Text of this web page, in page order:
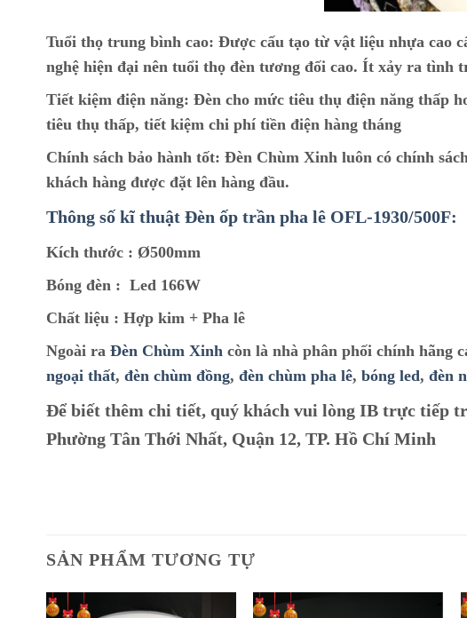
Tuổi thọ trung bình cao: Được cấu tạo từ vật liệu nhựa cao
nghệ hiện đại nên tuổi thọ đèn tương đối cao. Ít xảy ra
Tiết kiệm điện năng: Đèn cho mức tiêu thụ điện năng thấp
tiêu thụ thấp, tiết kiệm chi phí tiền điện hàng tháng
Chính sách bảo hành tốt: Đèn Chùm Xinh luôn có chính
khách hàng được đặt lên hàng đầu.
Thông số kĩ thuật Đèn ốp trần pha lê OFL-1930/500F:
Kích thước : Ø500mm
Bóng đèn : Led 166W
Chất liệu : Hợp kim + Pha lê
Ngoài ra Đèn Chùm Xinh còn là nhà phân phối chính hãng
ngoại thất, đèn chùm đồng, đèn chùm pha lê, bóng led, đèn
Để biết thêm chi tiết, quý khách vui lòng IB trực tiếp
Phường Tân Thới Nhất, Quận 12, TP. Hồ Chí Minh
SẢN PHẨM TƯƠNG TỰ